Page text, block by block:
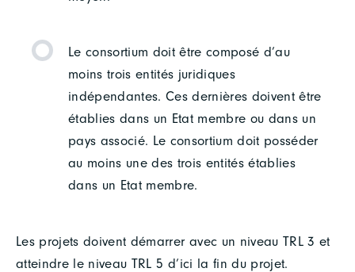
Le consortium doit être composé d’au
moins trois entités juridiques
indépendantes. Ces dernières doivent être
établies dans un Etat membre ou dans un
pays associé. Le consortium doit posséder
au moins une des trois entités établies
dans un Etat membre.
Les projets doivent démarrer avec un niveau TRL 3 et
atteindre le niveau TRL 5 d’ici la fin du projet.